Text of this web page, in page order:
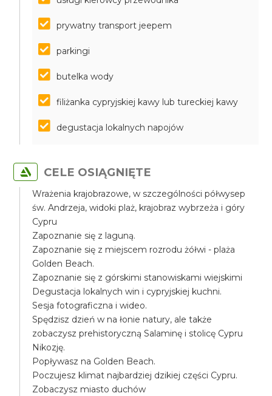
prywatny transport jeepem
parkingi
butelka wody
filiżanka cypryjskiej kawy lub tureckiej kawy
degustacja lokalnych napojów
CELE OSIĄGNIĘTE
Wrażenia krajobrazowe, w szczególności półwysep
św. Andrzeja, widoki plaż, krajobraz wybrzeża i góry
Cypru
Zapoznanie się z laguną.
Zapoznanie się z miejscem rozrodu żółwi - plaża
Golden Beach.
Zapoznanie się z górskimi stanowiskami wiejskimi
Degustacja lokalnych win i cypryjskiej kuchni.
Sesja fotograficzna i wideo.
Spędzisz dzień w na łonie natury, ale także
zobaczysz prehistoryczną Salaminę i stolicę Cypru
Nikozję.
Popływasz na Golden Beach.
Poczujesz klimat najbardziej dzikiej części Cypru.
Zobaczysz miasto duchów